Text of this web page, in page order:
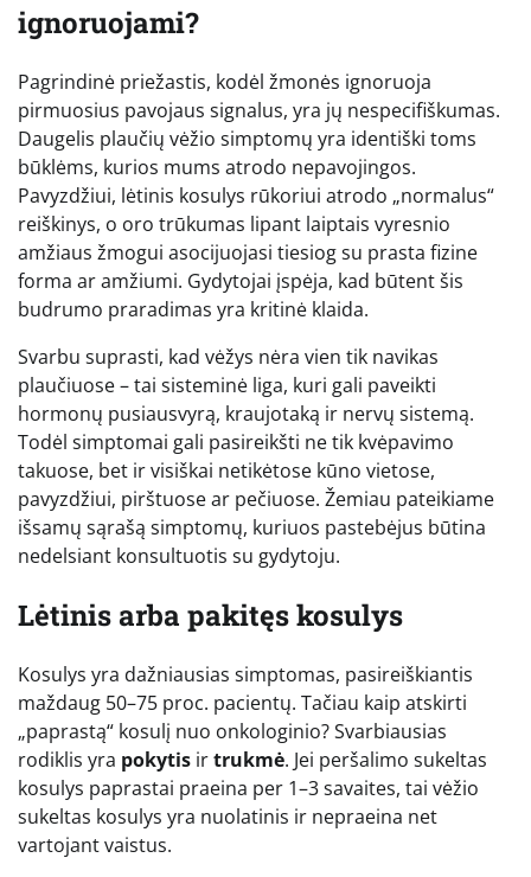
ignoruojami?
Pagrindinė priežastis, kodėl žmonės ignoruoja
pirmuosius pavojaus signalus, yra jų nespecifiškumas.
Daugelis plaučių vėžio simptomų yra identiški toms
būklėms, kurios mums atrodo nepavojingos.
Pavyzdžiui, lėtinis kosulys rūkoriui atrodo „normalus“
reiškinys, o oro trūkumas lipant laiptais vyresnio
amžiaus žmogui asocijuojasi tiesiog su prasta fizine
forma ar amžiumi. Gydytojai įspėja, kad būtent šis
budrumo praradimas yra kritinė klaida.
Svarbu suprasti, kad vėžys nėra vien tik navikas
plaučiuose – tai sisteminė liga, kuri gali paveikti
hormonų pusiausvyrą, kraujotaką ir nervų sistemą.
Todėl simptomai gali pasireikšti ne tik kvėpavimo
takuose, bet ir visiškai netikėtose kūno vietose,
pavyzdžiui, pirštuose ar pečiuose. Žemiau pateikiame
išsamų sąrašą simptomų, kuriuos pastebėjus būtina
nedelsiant konsultuotis su gydytoju.
Lėtinis arba pakitęs kosulys
Kosulys yra dažniausias simptomas, pasireiškiantis
maždaug 50–75 proc. pacientų. Tačiau kaip atskirti
„paprastą“ kosulį nuo onkologinio? Svarbiausias
rodiklis yra pokytis irtrukmė. Jei peršalimo sukeltas
kosulys paprastai praeina per 1–3 savaites, tai vėžio
sukeltas kosulys yra nuolatinis ir nepraeina net
vartojant vaistus.